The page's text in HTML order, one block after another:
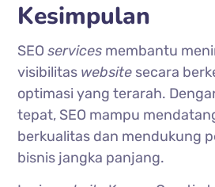
Kesimpulan
SEOservices membantu
visibilitas website secara
optimasi yang terarah.
tepat, SEO mampu
berkualitas dan mendukung
bisnis jangka panjang.